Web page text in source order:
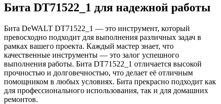
Бита DT71522_1 для надежной работы
Бита DeWALT DT71522_1 — это инструмент, который
превосходно подходит для выполнения различных задач в
рамках вашего проекта. Каждый мастер знает, что
качественные инструменты — это залог успешного
выполнения работы. Бита DT71522_1 отличается высокой
прочностью и долговечностью, что делает её отличным
помощником в любых условиях. Бита прекрасно подходит как
для профессионального использования, так и для домашних
ремонтов.